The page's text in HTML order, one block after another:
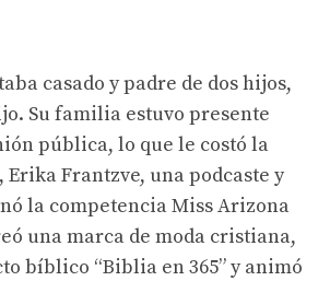
casado y padre de dos hijos,
Su familia estuvo presente
pública, lo que le costó la
Erika Frantzve, una podcaste y
la competencia Miss Arizona
una marca de moda cristiana,
bíblico “Biblia en 365” y animó